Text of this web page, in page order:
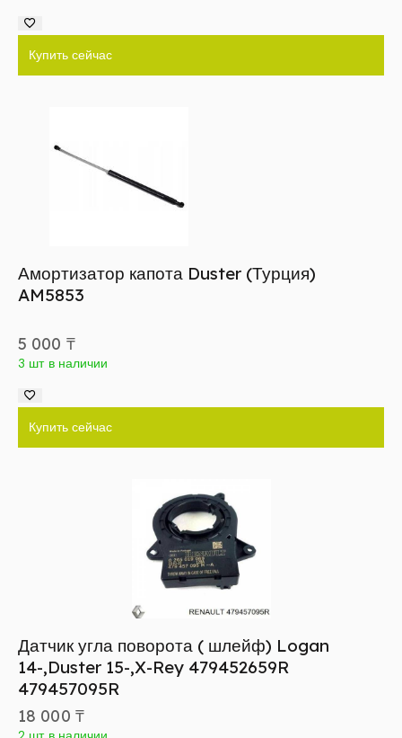
Купить сейчас
Амортизатор капота Duster (Турция)
AM5853
5 000 ₸
3 шт в наличии
Купить сейчас
Датчик угла поворота ( шлейф) Logan
14-,Duster 15-,X-Rey 479452659R
479457095R
18 000 ₸